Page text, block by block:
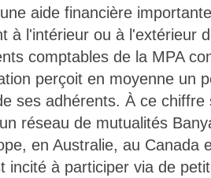
aide financière
à l'intérieur ou à l'extérieur
comptables de la MPA
perçoit en moyenne un
ses adhérents. À ce
réseau de mutualités
en Australie, au Canada
incité à participer via de